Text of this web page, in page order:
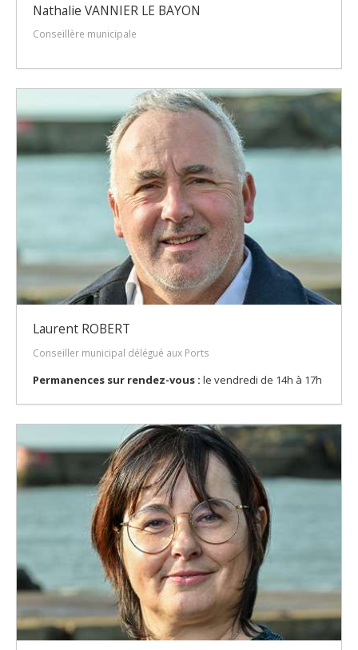
Nathalie VANNIER LE BAYON
Conseillère municipale
Laurent ROBERT
Conseiller municipal délégué aux Ports
Permanences sur rendez-vous : le vendredi de 14h à 17h